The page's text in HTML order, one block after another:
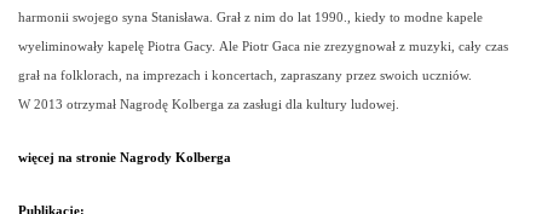
harmonii swojego syna Stanisława. Grał z nim do lat 1990., kiedy to modne kapele
wyeliminowały kapelę Piotra Gacy. Ale Piotr Gaca nie zrezygnował z muzyki, cały czas
grał na folklorach, na imprezach i koncertach, zapraszany przez swoich uczniów.
W 2013 otrzymał Nagrodę Kolberga za zasługi dla kultury ludowej.
więcej na stronie Nagrody Kolberga
Publikacje: